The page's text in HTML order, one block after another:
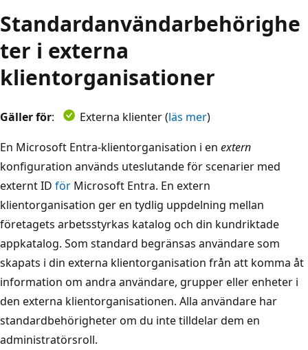
Standardanvändarbehörighe
ter i externa
klientorganisationer
Gäller för: Externa klienter (läs mer)
En Microsoft Entra-klientorganisation i en extern
konfiguration används uteslutande för scenarier med
externt ID för Microsoft Entra. En extern
klientorganisation ger en tydlig uppdelning mellan
företagets arbetsstyrkas katalog och din kundriktade
appkatalog. Som standard begränsas användare som
skapats i din externa klientorganisation från att komma åt
information om andra användare, grupper eller enheter i
den externa klientorganisationen. Alla användare har
standardbehörigheter om du inte tilldelar dem en
administratörsroll.